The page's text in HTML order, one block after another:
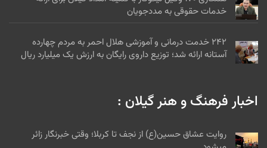
خدمات حقوقی به مددجویان
۲۴۲ خدمت درمانی و آموزشی هلال احمر به مردم چهارده
آستانه ارائه شد؛ توزیع داروی رایگان به ارزش یک میلیارد ریال
اخبار فرهنگ و هنر گیلان :
روایت عشاق حسین(ع) از نجف تا کربلا؛ وقتی خبرنگار زائر